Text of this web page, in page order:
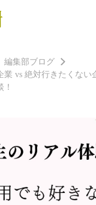
編集部ブログ
業 vs 絶対行きたくない